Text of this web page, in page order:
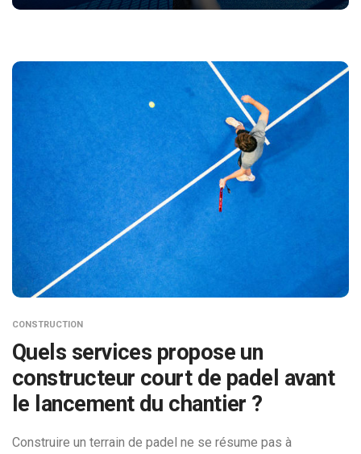
CONSTRUCTION
Quels services propose un
constructeur court de padel avant
le lancement du chantier ?
Construire un terrain de padel ne se résume pas à